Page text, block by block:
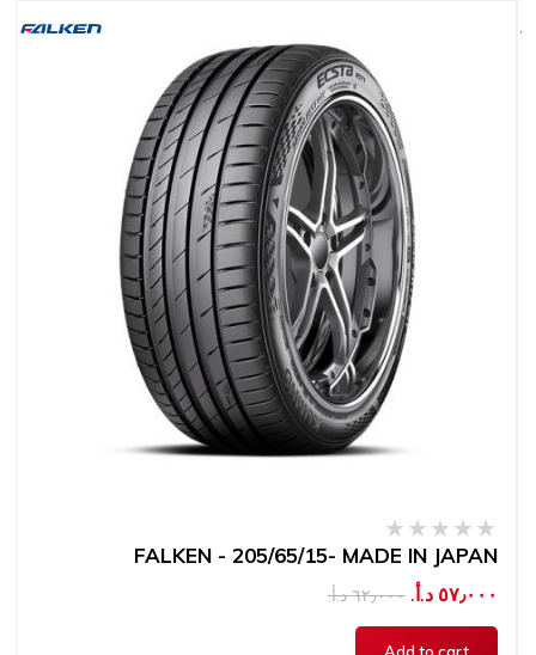
FALKEN - 205/65/15- MADE IN JAPAN
٦٢٫٠٠٠ د.أ.‏ ٥٧٫٠٠٠ د.أ.‏